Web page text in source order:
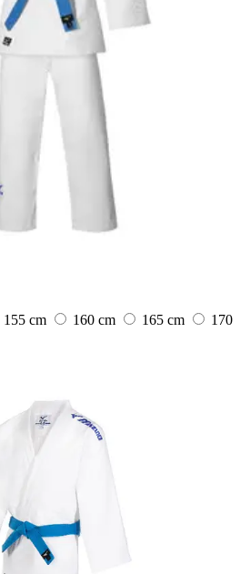
155 cm 160 cm 165 cm
170